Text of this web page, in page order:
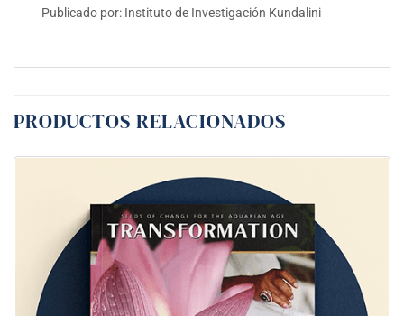
Publicado por: Instituto de Investigación Kundalini
PRODUCTOS RELACIONADOS